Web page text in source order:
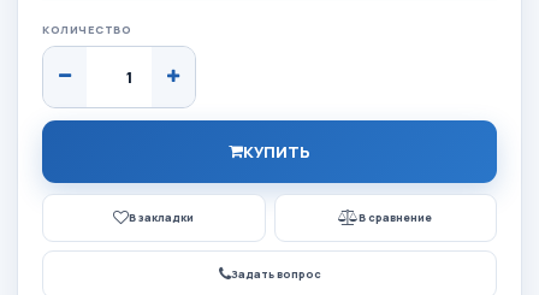
КОЛИЧЕСТВО
КУПИТЬ
В закладки В сравнение
Задать вопрос